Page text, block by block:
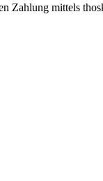
Zahlung mittels